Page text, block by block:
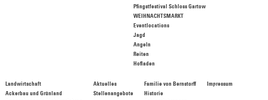
Pfingstfestival Schloss Gartow
WEIHNACHTSMARKT
Eventlocations
Jagd
Angeln
Reiten
Hofladen
Landwirtschaft
Ackerbau und Grünland
Aktuelles
Stellenangebote
Familie von Bernstorff
Historie
Impressum